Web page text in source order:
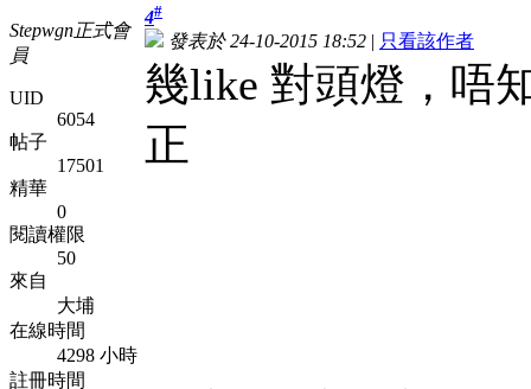
Stepwgn正式會
員
UID
6054
帖子
17501
精華
0
閱讀權限
50
來自
大埔
在線時間
4298 小時
註冊時間
4#
發表於 24-10-2015 18:52 | 只看該作者
幾like 對頭燈，唔
正